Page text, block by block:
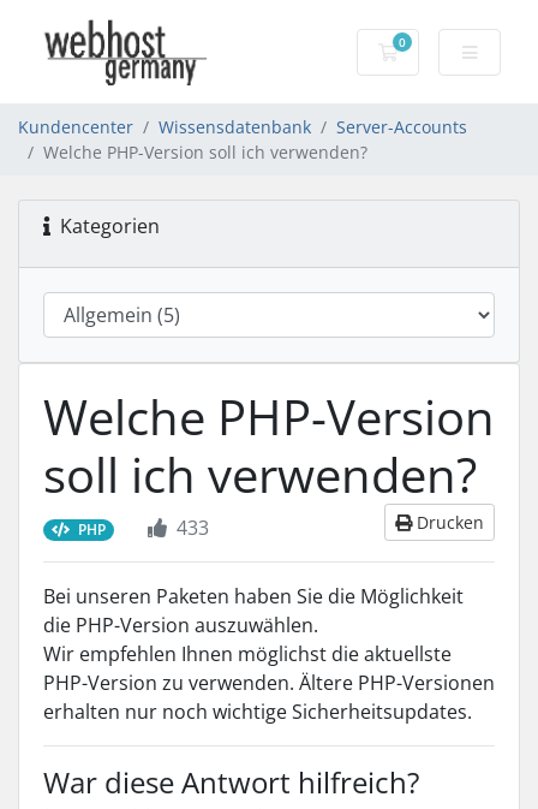
0
Warenkorb
Kundencenter Wissensdatenbank
Server-Accounts
Welche PHP-Version soll ich verwenden?
Kategorien
Welche PHP-Version
soll ich verwenden?
Drucken
PHP 433
Bei unseren Paketen haben Sie die Möglichkeit
die PHP-Version auszuwählen.
Wir empfehlen Ihnen möglichst die aktuellste
PHP-Version zu verwenden. Ältere PHP-Versionen
erhalten nur noch wichtige Sicherheitsupdates.
War diese Antwort hilfreich?